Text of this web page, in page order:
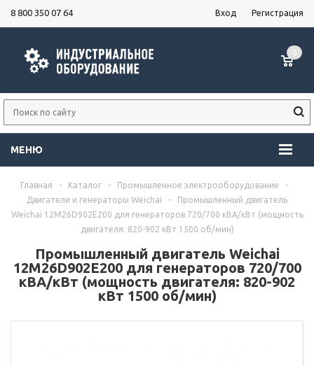
8 800 350 07 64 Вход Регистрация
МЕНЮ
0
Главная - Каталог - Промышленное электрооборудование
-
Двигатели и генераторы Weichai
-
Промышленный двигатель
Weichai 12M26D902E200 для генераторов 720/700 кВА/кВт (мощность
двигателя: 820-902 кВт 1500 об/мин)
Промышленный двигатель Weichai
12M26D902E200 для генераторов 720/700
кВА/кВт (мощность двигателя: 820-902
кВт 1500 об/мин)